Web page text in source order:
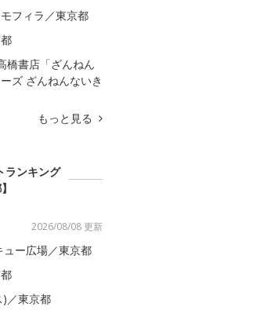
フィラ／東京都
橋書店「ざんねん
ズ ざんねんないき
もっと見る
ランキング
2026/08/08 更新
ー広場／東京都
)／東京都